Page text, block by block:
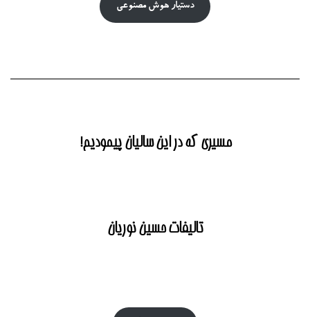
دستیار هوش‌ مصنوعی
مسیری که در این سالیان پیمودیم!
تالیفات حسین نوریان